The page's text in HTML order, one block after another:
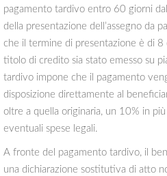
pagamento tardivo entro 60 giorni
della presentazione dell’assegno da
che il termine di presentazione è di 8
titolo di credito sia stato emesso su
tardivo impone che il pagamento
disposizione direttamente al
oltre a quella originaria, un 10% in
eventuali spese legali.
A fronte del pagamento tardivo, il
una dichiarazione sostitutiva di atto